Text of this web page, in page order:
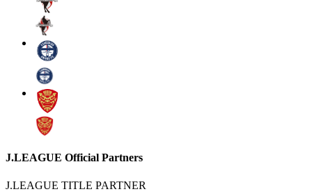
J.LEAGUE Official Partners
J.LEAGUE TITLE PARTNER